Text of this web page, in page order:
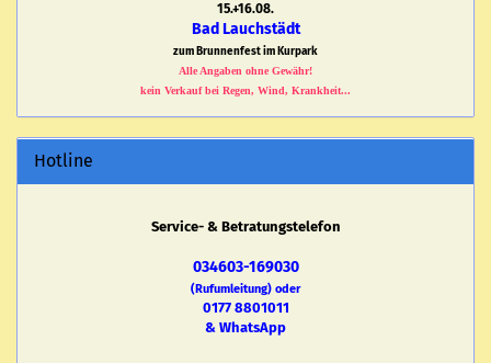
15.+16.08.
Bad Lauchstädt
zum Brunnenfest im Kurpark
Alle Angaben ohne Gewähr!
kein Verkauf bei Regen, Wind, Krankheit...
Hotline
Service- & Betratungstelefon
034603-169030
(Rufumleitung) oder
0177 8801011
& WhatsApp